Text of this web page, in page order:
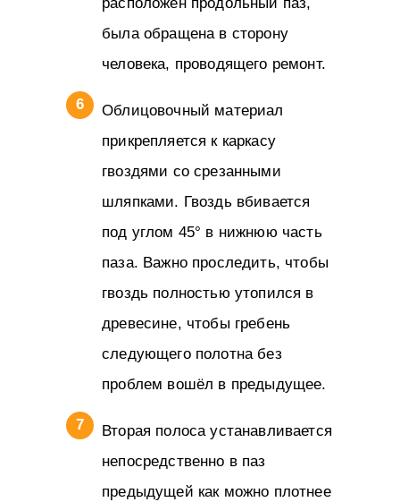
расположен продольный паз,
была обращена в сторону
человека, проводящего ремонт.
Облицовочный материал
прикрепляется к каркасу
гвоздями со срезанными
шляпками. Гвоздь вбивается
под углом 45° в нижнюю часть
паза. Важно проследить, чтобы
гвоздь полностью утопился в
древесине, чтобы гребень
следующего полотна без
проблем вошёл в предыдущее.
Вторая полоса устанавливается
непосредственно в паз
предыдущей как можно плотнее